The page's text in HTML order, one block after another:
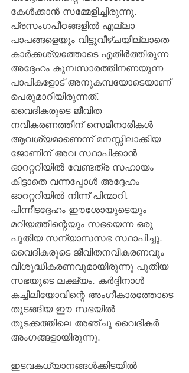
കേള്‍ക്കാന്‍ സമ്മേളിച്ചിരുന്നു.
പ്രസംഗപീഠങ്ങളില്‍ എല്ലാ
പാപങ്ങളെയും വിട്ടുവീഴ്ചയില്ലാതെ
കാര്‍ക്കശ്യത്തോടെ എതിര്‍ത്തിരുന്ന
അദ്ദേഹം കുമ്പസാരത്തിനണയുന്ന
പാപികളോട് അനുകമ്പയോടെയാണ്
പെരുമാറിയിരുന്നത്.
വൈദികരുടെ ജീവിത
നവീകരണത്തിന് സെമിനാരികള്‍
ആവശ്യമാണെന്ന് മനസ്സിലാക്കിയ
ജോണിന് അവ സ്ഥാപിക്കാന്‍
ഓററ്ററിയില്‍ വേണ്ടത്ര സഹായം
കിട്ടാതെ വന്നപ്പോള്‍ അദ്ദേഹം
ഓററ്ററിയില്‍ നിന്ന് പിന്മാറി.
പിന്നീടദ്ദേഹം ഈശോയുടെയും
മറിയത്തിന്റെയും സഭയെന്ന ഒരു
പുതിയ സന്യാസസഭ സ്ഥാപിച്ചു.
വൈദികരുടെ ജീവിതനവീകരണവും
വിശുദ്ധീകരണവുമായിരുന്നു പുതിയ
സഭയുടെ ലക്ഷ്യം. കര്‍ദ്ദിനാള്‍
കച്ചിലിയോവിന്റെ അംഗീകാരത്തോടെ
തുടങ്ങിയ ഈ സഭയില്‍
തുടക്കത്തിലെ അഞ്ചു വൈദികര്‍
അംഗങ്ങളായിരുന്നു.
ഇടവകധ്യാനങ്ങള്‍ക്കിടയില്‍